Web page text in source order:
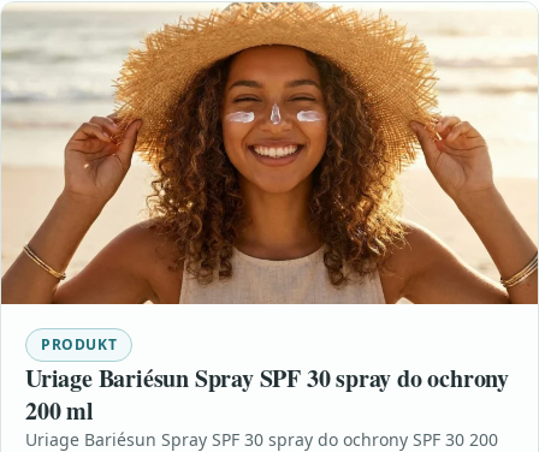
PRODUKT
Uriage Bariésun Spray SPF 30 spray do ochrony
200 ml
Uriage Bariésun Spray SPF 30 spray do ochrony SPF 30 200